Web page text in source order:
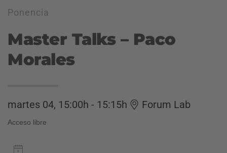
Ponencia
Master Talks – Paco
Morales
martes 04, 15:00h - 15:15h Forum Lab
Acceso libre